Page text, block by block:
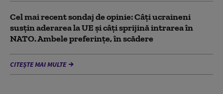
Cel mai recent sondaj de opinie: Câți ucraineni
susțin aderarea la UE și câți sprijină intrarea în
NATO. Ambele preferințe, în scădere
CITEȘTE MAI MULTE